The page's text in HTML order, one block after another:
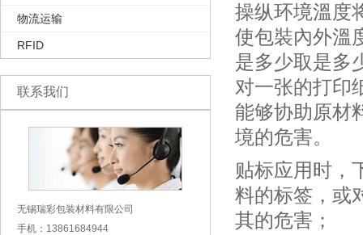
物流运输
RFID
联系我们
无锡瑞彩包装材料有限公司
手机：13861684944
操纵环境溫度
使包裝內外溫
是多少取是多
对一张的打印
能够协助原材
境的危害。
贴标应用时，
料的标签，或
其的危害；